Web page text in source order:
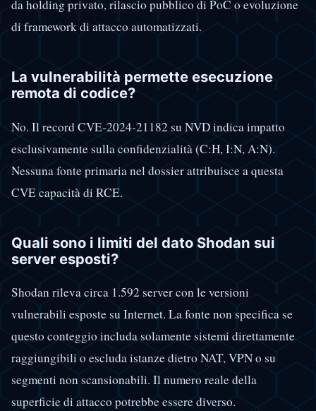
da holding privato, rilascio pubblico di PoC o evoluzione
di framework di attacco automatizzati.
La vulnerabilità permette esecuzione
remota di codice?
No. Il record CVE-2024-21182 su NVD indica impatto
esclusivamente sulla confidenzialità (C:H, I:N, A:N).
Nessuna fonte primaria nel dossier attribuisce a questa
CVE capacità di RCE.
Quali sono i limiti del dato Shodan sui
server esposti?
Shodan rileva circa 1.592 server con le versioni
vulnerabili esposte su Internet. La fonte non specifica se
questo conteggio includa solamente sistemi direttamente
raggiungibili o escluda istanze dietro NAT, VPN o su
segmenti non scansionabili. Il numero reale della
superficie di attacco potrebbe essere diverso.